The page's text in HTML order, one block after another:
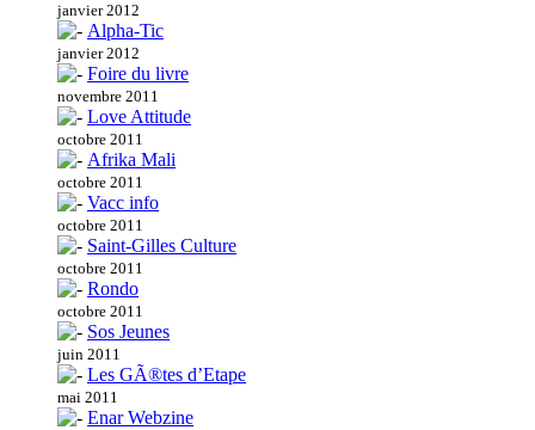
janvier 2012
Alpha-Tic
janvier 2012
Foire du livre
novembre 2011
Love Attitude
octobre 2011
Afrika Mali
octobre 2011
Vacc info
octobre 2011
Saint-Gilles Culture
octobre 2011
Rondo
octobre 2011
Sos Jeunes
juin 2011
Les GÃ®tes d’Etape
mai 2011
Enar Webzine